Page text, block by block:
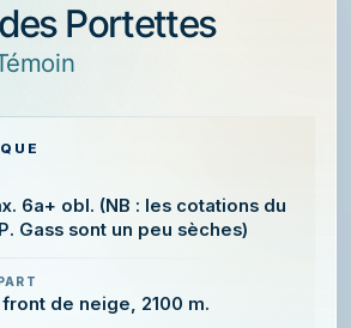
Portettes
6a+ obl. (NB : les cotations du
Gass sont un peu sèches)
de neige, 2100 m.